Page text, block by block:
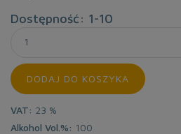
Dostępność: 1-10
DODAJ DO KOSZYKA
VAT: 23 %
Alkohol Vol.%: 100